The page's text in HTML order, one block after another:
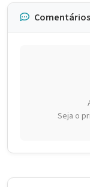
Seja o